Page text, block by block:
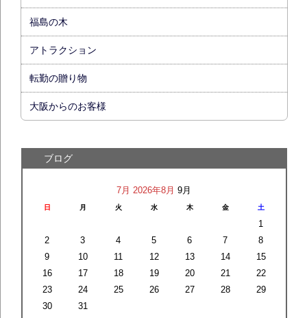
福島の木
アトラクション
転勤の贈り物
大阪からのお客様
ブログ
7月 2026年8月 9月
日 月 火 水 木 金 土
1
2
3 4 5 6 7
8
9
10 11 12 13 14
15
16
17 18 19 20 21
22
23
24 25 26 27 28
29
30
31